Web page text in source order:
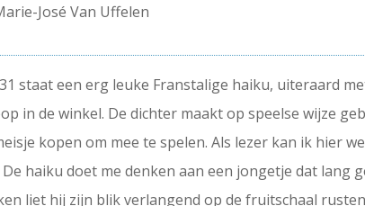
José Van Uffelen
staat een erg leuke Franstalige haiku, uiteraard
in de winkel. De dichter maakt op speelse wijze
kopen om mee te spelen. Als lezer kan ik hier
De haiku doet me denken aan een jongetje dat lang
liet hij zijn blik verlangend op de fruitschaal